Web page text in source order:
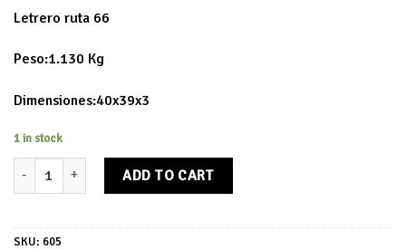
Letrero ruta 66
Peso:1.130 Kg
Dimensiones:40x39x3
1 in stock
Letrero ruta 66 quantityADD TO CART
SKU: 605